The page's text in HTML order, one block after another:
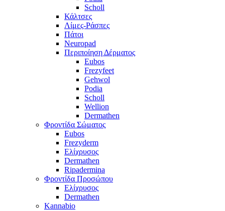
Scholl
Κάλτσες
Λίμες-Ράσπες
Πάτοι
Neuropad
Περιποίηση Δέρματος
Eubos
Frezyfeet
Gehwol
Podia
Scholl
Wellion
Dermathen
Φροντίδα Σώματος
Eubos
Frezyderm
Ελίχρυσος
Dermathen
Ripadermina
Φροντίδα Προσώπου
Ελίχρυσος
Dermathen
Kannabio